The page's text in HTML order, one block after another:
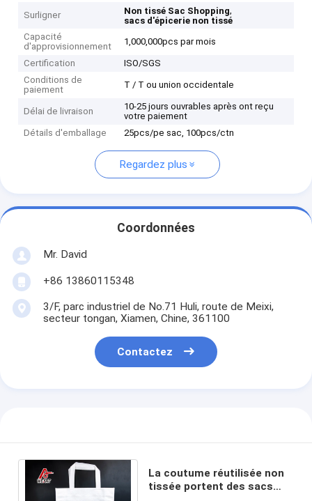
Surligner Non tissé Sac Shopping,
sacs d'épicerie non tissé
Capacité
d'approvisionnement
1,000,000pcs par mois
Certification
ISO/SGS
Conditions de
paiement
T / T ou union occidentale
Délai de livraison
10-25 jours ouvrables après ont reçu
votre paiement
Détails d'emballage
25pcs/pe sac, 100pcs/ctn
Regardez plus
Coordonnées
Mr. David
+86 13860115348
3/F, parc industriel de No.71 Huli, route de Meixi,
secteur tongan, Xiamen, Chine, 361100
Contactez
La coutume réutilisée non
tissée portent des sacs